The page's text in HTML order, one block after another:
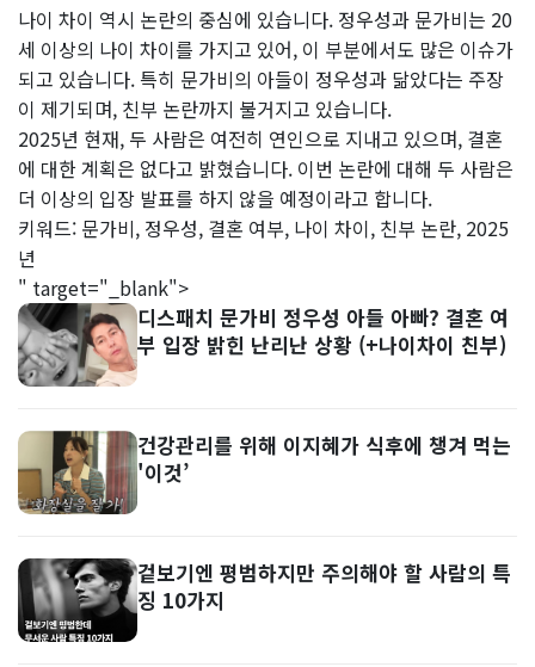
나이 차이 역시 논란의 중심에 있습니다. 정우성과 문가비는 20
세 이상의 나이 차이를 가지고 있어, 이 부분에서도 많은 이슈가
되고 있습니다. 특히 문가비의 아들이 정우성과 닮았다는 주장
이 제기되며, 친부 논란까지 불거지고 있습니다.
2025년 현재, 두 사람은 여전히 연인으로 지내고 있으며, 결혼
에 대한 계획은 없다고 밝혔습니다. 이번 논란에 대해 두 사람은
더 이상의 입장 발표를 하지 않을 예정이라고 합니다.
키워드: 문가비, 정우성, 결혼 여부, 나이 차이, 친부 논란, 2025
년
" target="_blank">
디스패치 문가비 정우성 아들 아빠? 결혼 여
부 입장 밝힌 난리난 상황 (+나이차이 친부)
건강관리를 위해 이지혜가 식후에 챙겨 먹는
'이것’
겉보기엔 평범하지만 주의해야 할 사람의 특
징 10가지